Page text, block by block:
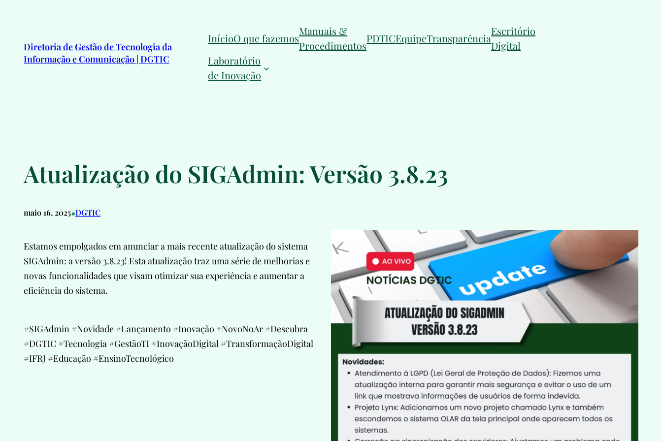
conteúdo
Diretoria de Gestão de Tecnologia da
Informação e Comunicação | DGTIC
InícioO que fazemos
Manuais &
Procedimentos
PDTICEquipeTransparência
Escritório
Digital
Laboratório
de Inovação
Atualização do SIGAdmin: Versão 3.8.23
maio 16, 2025•DGTIC
Estamos empolgados em anunciar a mais recente atualização do sistema
SIGAdmin: a versão 3.8.23! Esta atualização traz uma série de melhorias e
novas funcionalidades que visam otimizar sua experiência e aumentar a
eficiência do sistema.
#SIGAdmin #Novidade #Lançamento #Inovação #NovoNoAr #Descubra
#DGTIC #Tecnologia #GestãoTI #InovaçãoDigital #TransformaçãoDigital
#IFRJ #Educação #EnsinoTecnológico